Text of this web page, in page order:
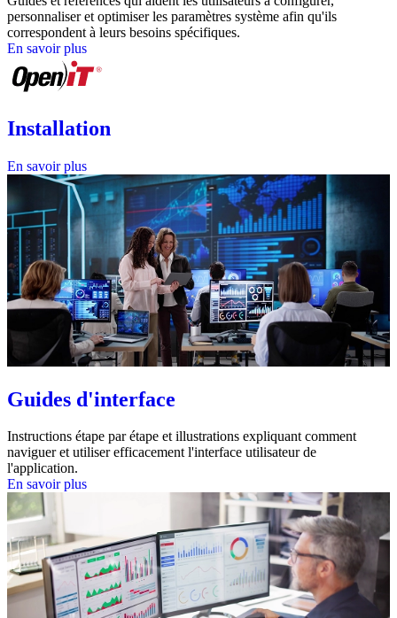
personnaliser et optimiser les paramètres système afin qu'ils
correspondent à leurs besoins spécifiques.
En savoir plus
Installation
En savoir plus
Guides d'interface
Instructions étape par étape et illustrations expliquant comment
naviguer et utiliser efficacement l'interface utilisateur de
l'application.
En savoir plus